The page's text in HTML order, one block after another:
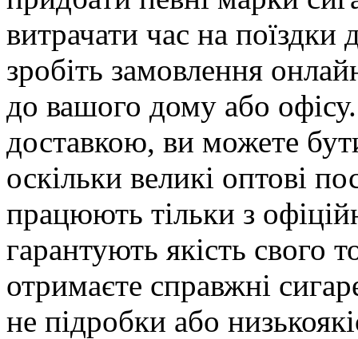
витрачати час на поїздки
зробіть замовлення
до вашого дому або
доставкою, ви можете
оскільки великі оптові
працюють тільки з
гарантують якість свого
отримаєте справжні
не підробки або